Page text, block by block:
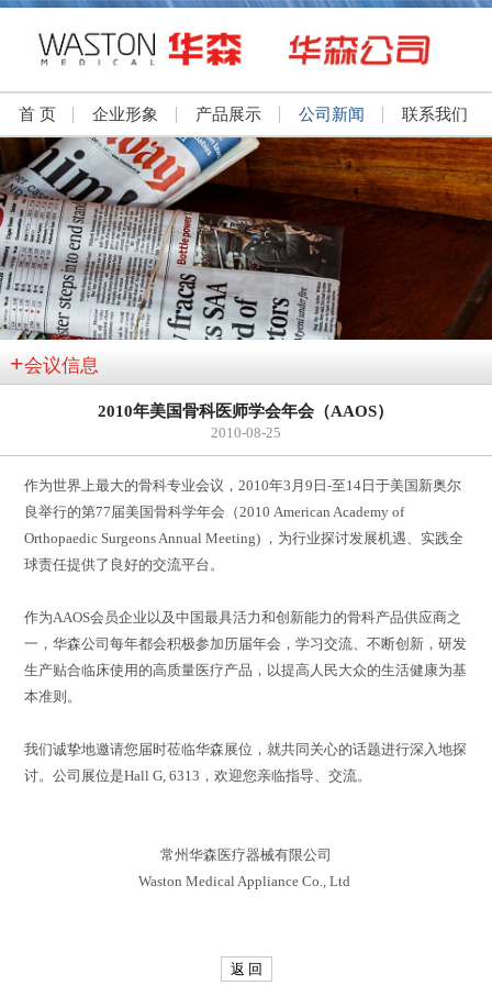
首 页 企业形象 产品展示 公司新闻 联系我们
+会议信息
2010年美国骨科医师学会年会（AAOS）
2010-08-25
作为世界上最大的骨科专业会议，2010年3月9日-至14日于美国新奥尔
良举行的第77届美国骨科学年会（2010 American Academy of
Orthopaedic Surgeons Annual Meeting) ，为行业探讨发展机遇、实践全
球责任提供了良好的交流平台。
作为AAOS会员企业以及中国最具活力和创新能力的骨科产品供应商之
一，华森公司每年都会积极参加历届年会，学习交流、不断创新，研发
生产贴合临床使用的高质量医疗产品，以提高人民大众的生活健康为基
本准则。
我们诚挚地邀请您届时莅临华森展位，就共同关心的话题进行深入地探
讨。公司展位是Hall G, 6313，欢迎您亲临指导、交流。
常州华森医疗器械有限公司
Waston Medical Appliance Co., Ltd
返 回